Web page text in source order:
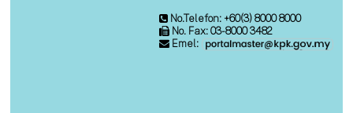
No.Telefon: +60(3) 8000 8000
No. Fax: 03-8000 3482
Emel: